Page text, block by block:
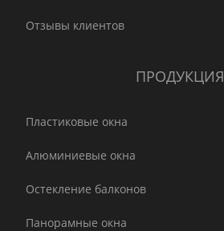
Отзывы клиентов
ПРОДУКЦИЯ
Пластиковые окна
Алюминиевые окна
Остекление балконов
Панорамные окна